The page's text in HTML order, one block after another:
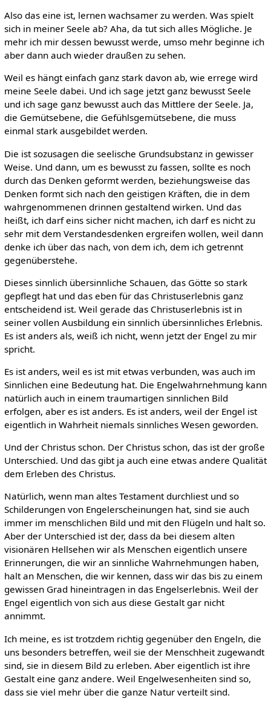
Also das eine ist, lernen wachsamer zu werden. Was spielt
sich in meiner Seele ab? Aha, da tut sich alles Mögliche. Je
mehr ich mir dessen bewusst werde, umso mehr beginne ich
aber dann auch wieder draußen zu sehen.
Weil es hängt einfach ganz stark davon ab, wie errege wird
meine Seele dabei. Und ich sage jetzt ganz bewusst Seele
und ich sage ganz bewusst auch das Mittlere der Seele. Ja,
die Gemütsebene, die Gefühlsgemütsebene, die muss
einmal stark ausgebildet werden.
Die ist sozusagen die seelische Grundsubstanz in gewisser
Weise. Und dann, um es bewusst zu fassen, sollte es noch
durch das Denken geformt werden, beziehungsweise das
Denken formt sich nach den geistigen Kräften, die in dem
wahrgenommenen drinnen gestaltend wirken. Und das
heißt, ich darf eins sicher nicht machen, ich darf es nicht zu
sehr mit dem Verstandesdenken ergreifen wollen, weil dann
denke ich über das nach, von dem ich, dem ich getrennt
gegenüberstehe.
Dieses sinnlich übersinnliche Schauen, das Götte so stark
gepflegt hat und das eben für das Christuserlebnis ganz
entscheidend ist. Weil gerade das Christuserlebnis ist in
seiner vollen Ausbildung ein sinnlich übersinnliches Erlebnis.
Es ist anders als, weiß ich nicht, wenn jetzt der Engel zu mir
spricht.
Es ist anders, weil es ist mit etwas verbunden, was auch im
Sinnlichen eine Bedeutung hat. Die Engelwahrnehmung kann
natürlich auch in einem traumartigen sinnlichen Bild
erfolgen, aber es ist anders. Es ist anders, weil der Engel ist
eigentlich in Wahrheit niemals sinnliches Wesen geworden.
Und der Christus schon. Der Christus schon, das ist der große
Unterschied. Und das gibt ja auch eine etwas andere Qualität
dem Erleben des Christus.
Natürlich, wenn man altes Testament durchliest und so
Schilderungen von Engelerscheinungen hat, sind sie auch
immer im menschlichen Bild und mit den Flügeln und halt so.
Aber der Unterschied ist der, dass da bei diesem alten
visionären Hellsehen wir als Menschen eigentlich unsere
Erinnerungen, die wir an sinnliche Wahrnehmungen haben,
halt an Menschen, die wir kennen, dass wir das bis zu einem
gewissen Grad hineintragen in das Engelserlebnis. Weil der
Engel eigentlich von sich aus diese Gestalt gar nicht
annimmt.
Ich meine, es ist trotzdem richtig gegenüber den Engeln, die
uns besonders betreffen, weil sie der Menschheit zugewandt
sind, sie in diesem Bild zu erleben. Aber eigentlich ist ihre
Gestalt eine ganz andere. Weil Engelwesenheiten sind so,
dass sie viel mehr über die ganze Natur verteilt sind.